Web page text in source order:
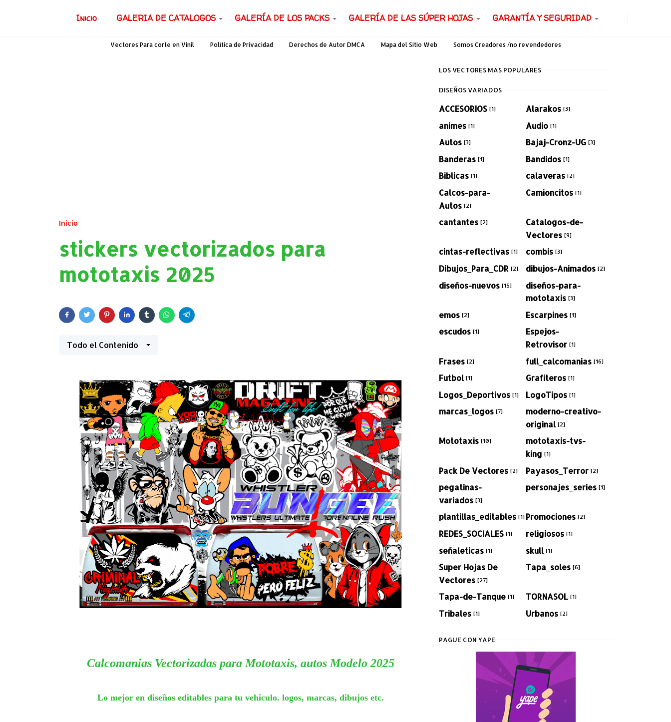
Inicio GALERIA DE CATALOGOS GALERÍA DE LOS PACKS GALERÍA DE LAS SÚPER HOJAS GARANTÍA Y SEGURIDAD
Vectores Para corte en Vinil Política de Privacidad Derechos de Autor DMCA Mapa del Sitio Web Somos Creadores /no revendedores
Inicio
stickers vectorizados para
mototaxis 2025
Todo el Contenido
Calcomanias Vectorizadas para Mototaxis, autos Modelo 2025
Lo mejor en diseños editables para tu vehiculo. logos, marcas, dibujos etc.
LOS VECTORES MAS POPULARES
DISEÑOS VARIADOS
ACCESORIOS [1] Alarakos [3]
animes [1] Audio [1]
Autos [3] Bajaj-Cronz-UG [3]
Banderas [1] Bandidos [1]
Biblicas [1] calaveras [2]
Calcos-para-
Autos [2]
Camioncitos [1]
cantantes [2]
Catalogos-de-
Vectores [9]
cintas-reflectivas [1] combis [3]
Dibujos_Para_CDR [2] dibujos-Animados [2]
diseños-nuevos [15]
diseños-para-
mototaxis [3]
emos [2] Escarpines [1]
escudos [1]
Espejos-
Retrovisor [1]
Frases [2] full_calcomanias [16]
Futbol [1] Grafiteros [1]
Logos_Deportivos [1] LogoTipos [1]
marcas_logos [7]
moderno-creativo-
original [2]
Mototaxis [10]
mototaxis-tvs-
king [1]
Pack De Vectores [2] Payasos_Terror [2]
pegatinas-
variados [3]
personajes_series [1]
plantillas_editables [1] Promociones [2]
REDES_SOCIALES [1] religiosos [1]
señaleticas [1] skull [1]
Super Hojas De
Vectores [27]
Tapa_soles [6]
Tapa-de-Tanque [1] TORNASOL [1]
Tribales [1] Urbanos [2]
PAGUE CON YAPE